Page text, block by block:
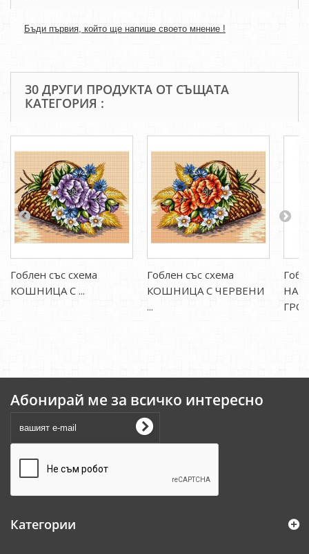
Бъди първия, който ще напише своето мнение !
30 ДРУГИ ПРОДУКТА ОТ СЪЩАТА
КАТЕГОРИЯ :
Гоблен със схема
КОШНИЦА С ...
Гоблен със схема
КОШНИЦА С ЧЕРВЕНИ
...
Абонирай ме за всичко интересно
Категории